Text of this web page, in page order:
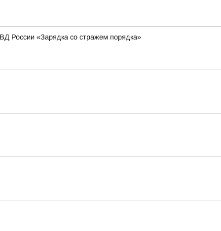
России «Зарядка со стражем порядка»